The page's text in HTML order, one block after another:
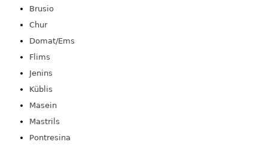
Brusio
Chur
Domat/Ems
Flims
Jenins
Küblis
Masein
Mastrils
Pontresina